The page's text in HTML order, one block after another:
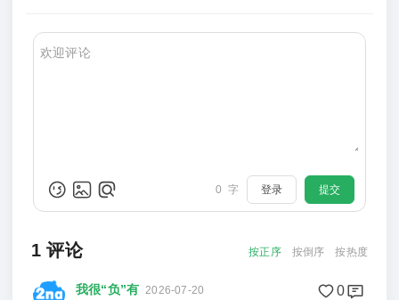
0 字 登录 提交
1 评论 按正序 按倒序 按热度
我很“负”有 2026-07-20 0